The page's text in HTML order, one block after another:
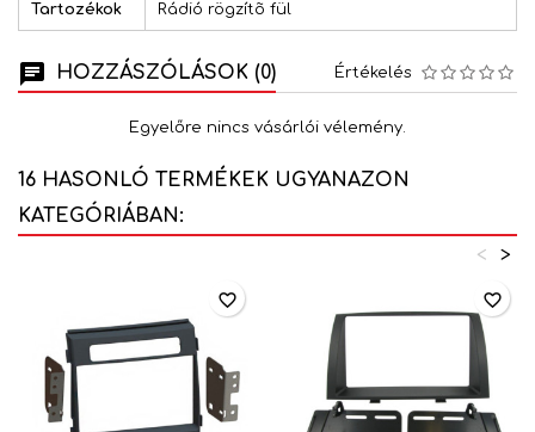
Tartozékok Rádió rögzítõ fül
HOZZÁSZÓLÁSOK (0) Értékelés
Egyelőre nincs vásárlói vélemény.
16 HASONLÓ TERMÉKEK UGYANAZON
KATEGÓRIÁBAN:
>
<
favorite_border favorite_border